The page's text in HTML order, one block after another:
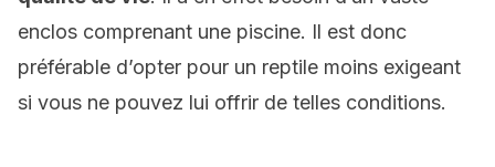
enclos comprenant une piscine. Il est donc
préférable d’opter pour un reptile moins exigeant
si vous ne pouvez lui offrir de telles conditions.